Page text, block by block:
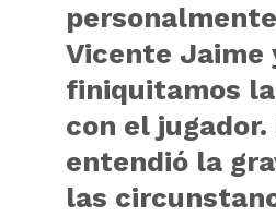
Vicente Jaime
finiquitamos
con el jugador.
entendió la
las